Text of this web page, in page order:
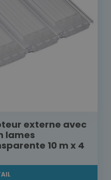
externe avec
lames
10 m x 4